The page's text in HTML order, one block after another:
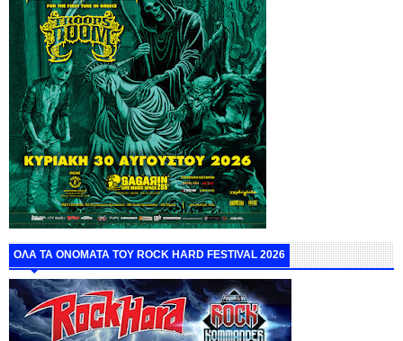
ΟΛΑ ΤΑ ΟΝΟΜΑΤΑ ΤΟΥ ROCK HARD FESTIVAL 2026